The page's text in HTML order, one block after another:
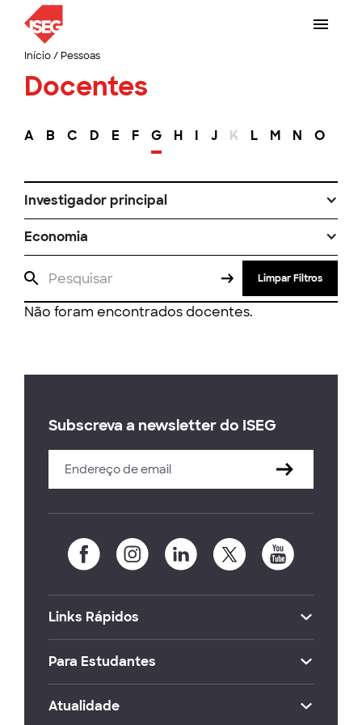
Início/ Pessoas
Docentes
A B C D E F G H I J K L M N O
Investigador principal
Economia
Limpar Filtros
Não foram encontrados docentes.
Subscreva a newsletter do ISEG
Links Rápidos
Para Estudantes
Atualidade